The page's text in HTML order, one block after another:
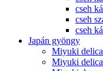
cseh
cseh
cseh
Japán gyöngy
Miyuki
Miyuki